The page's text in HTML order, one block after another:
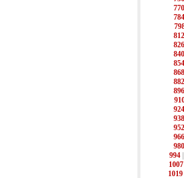
770
784
812
826
840
854
868
882
896
924
938
952
966
980
994
1007
1019